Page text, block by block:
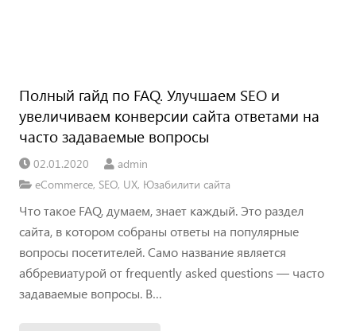
Полный гайд по FAQ. Улучшаем SEO и
увеличиваем конверсии сайта ответами на
часто задаваемые вопросы
02.01.2020
admin
eCommerce, SEO, UX, Юзабилити сайта
Что такое FAQ, думаем, знает каждый. Это раздел
сайта, в котором собраны ответы на популярные
вопросы посетителей. Само название является
аббревиатурой от frequently asked questions — часто
задаваемые вопросы. В…